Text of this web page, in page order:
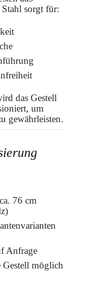
sorgt für:
das Gestell
um
gewährleisten.
76 cm
Anfrage
möglich